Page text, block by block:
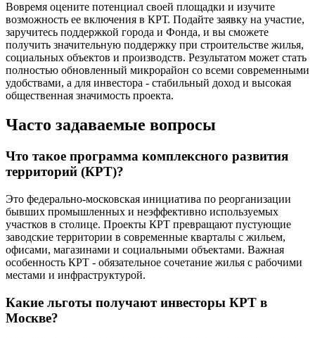
Вовремя оцените потенциал своей площадки и изучите
возможность ее включения в КРТ. Подайте заявку на участие,
заручитесь поддержкой города и Фонда, и вы сможете
получить значительную поддержку при строительстве жилья,
социальных объектов и производств. Результатом может стать
полностью обновленный микрорайон со всеми современными
удобствами, а для инвестора - стабильный доход и высокая
общественная значимость проекта.
Часто задаваемые вопросы
Что такое программа комплексного развития
территорий (КРТ)?
Это федерально-московская инициатива по реорганизации
бывших промышленных и неэффективно используемых
участков в столице. Проекты КРТ превращают пустующие
заводские территории в современные кварталы с жильем,
офисами, магазинами и социальными объектами. Важная
особенность КРТ - обязательное сочетание жилья с рабочими
местами и инфраструктурой.
Какие льготы получают инвесторы КРТ в
Москве?